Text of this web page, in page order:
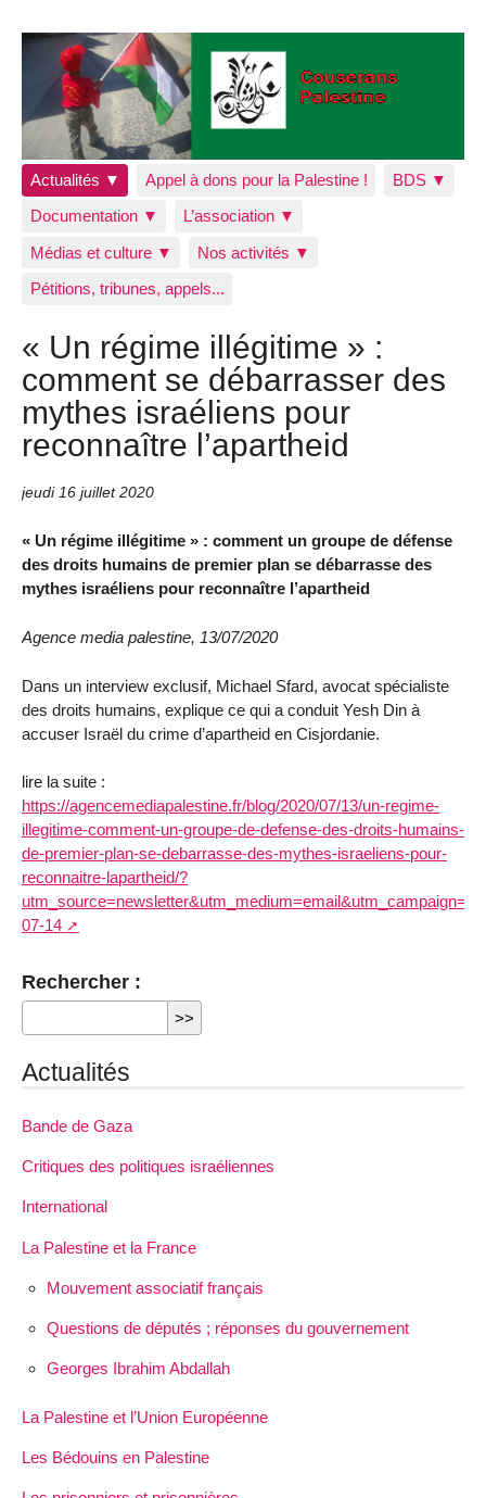
Actualités ▼ Appel à dons pour la Palestine !
BDS ▼
Documentation ▼
L’association ▼
Médias et culture ▼
Nos activités ▼
Pétitions, tribunes, appels...
« Un régime illégitime » :
comment se débarrasser des
mythes israéliens pour
reconnaître l’apartheid
jeudi 16 juillet 2020
« Un régime illégitime » : comment un groupe de défense
des droits humains de premier plan se débarrasse des
mythes israéliens pour reconnaître l’apartheid
Agence media palestine, 13/07/2020
Dans un interview exclusif, Michael Sfard, avocat spécialiste
des droits humains, explique ce qui a conduit Yesh Din à
accuser Israël du crime d’apartheid en Cisjordanie.
lire la suite :
https://agencemediapalestine.fr/blog/2020/07/13/un-regime-
illegitime-comment-un-groupe-de-defense-des-droits-humains-
de-premier-plan-se-debarrasse-des-mythes-israeliens-pour-
reconnaitre-lapartheid/?
07-14
Rechercher :
Actualités
Bande de Gaza
Critiques des politiques israéliennes
International
La Palestine et la France
Mouvement associatif français
Questions de députés ; réponses du gouvernement
Georges Ibrahim Abdallah
La Palestine et l’Union Européenne
Les Bédouins en Palestine